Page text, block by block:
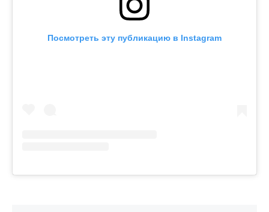
Посмотреть эту публикацию в Instagram